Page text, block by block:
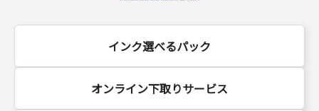
インク選べるパック
オンライン下取りサービス